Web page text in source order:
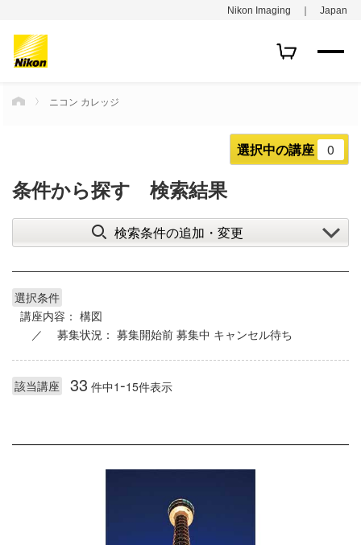
Nikon Imaging ｜ Japan
HOMEニコン カレッジ
選択中の講座 0
条件から探す 検索結果
検索条件の追加・変更
選択条件
講座内容： 構図
募集状況： 募集開始前 募集中 キャンセル待ち
該当講座 33 件中1 -15件表示